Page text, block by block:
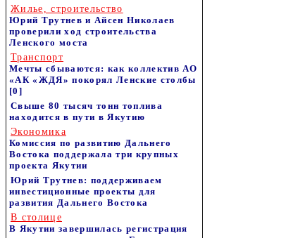
Жилье, строительство
Юрий Трутнев и Айсен Николаев
проверили ход строительства
Ленского моста
Транспорт
Мечты сбываются: как коллектив АО
«АК «ЖДЯ» покорял Ленские столбы
[0]
Свыше 80 тысяч тонн топлива
находится в пути в Якутию
Экономика
Комиссия по развитию Дальнего
Востока поддержала три крупных
проекта Якутии
Юрий Трутнев: поддерживаем
инвестиционные проекты для
развития Дальнего Востока
В столице
В Якутии завершилась регистрация